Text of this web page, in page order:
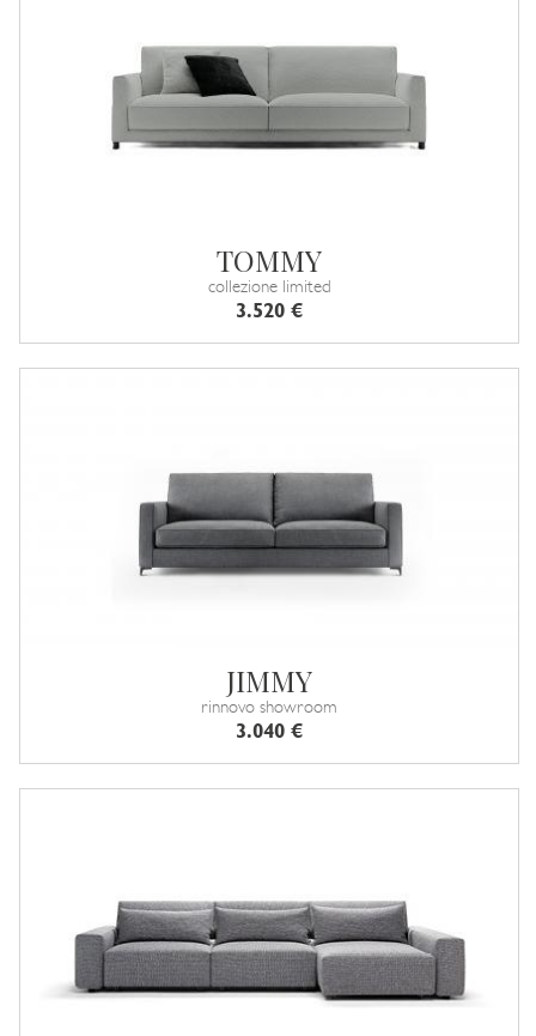
TOMMY
collezione limited
3.520 €
JIMMY
rinnovo showroom
3.040 €